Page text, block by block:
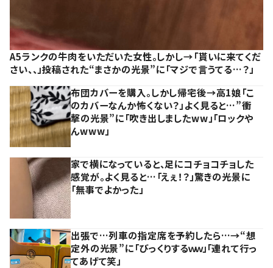
A5ランクの牛肉をいただいた女性。しかし→「貰いに来てくだ
さい、、」投稿された“まさかの光景”に「マジで言うてる…？」
布団カバーを購入。しかし帰宅後→高1娘「こ
のカバーなんか怖くない？」よく見ると…”衝
撃の光景”に「吹き出しましたww」「ロックや
んwww」
家で横になっていると、足にコチョコチョした
感覚が。よく見ると…「えぇ！？」驚きの光景に
「無事でよかった」
出張で…列車の指定席を予約したら…→“想
定外の光景”に「びっくりするｗｗ」「連れて行っ
てあげて笑」